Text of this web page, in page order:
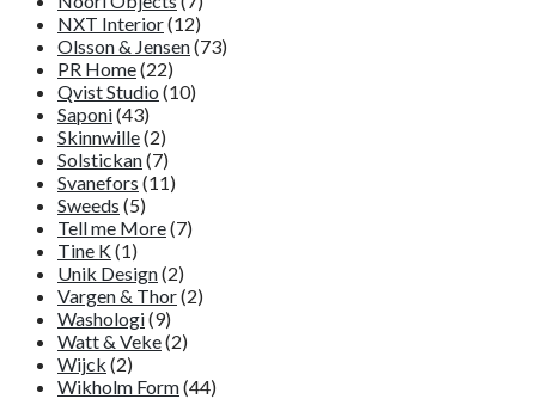
NXT Interior(12)
Olsson & Jensen(73)
PR Home(22)
Qvist Studio (10)
Saponi(43)
Skinnwille(2)
Solstickan(7)
Svanefors (11)
Sweeds (5)
Tell me More(7)
Tine K(1)
Unik Design(2)
Vargen & Thor(2)
Washologi(9)
Watt & Veke(2)
Wijck (2)
Wikholm Form(44)